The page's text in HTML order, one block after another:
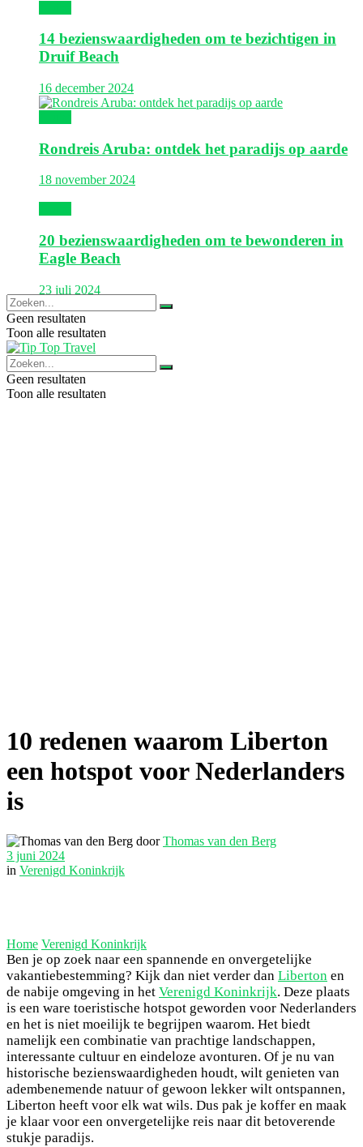
14 bezienswaardigheden om te bezichtigen in
Druif Beach
16 december 2024
Rondreis Aruba: ontdek het paradijs op aarde
18 november 2024
20 bezienswaardigheden om te bewonderen in
Eagle Beach
23 juli 2024
Geen resultaten
Toon alle resultaten
Geen resultaten
Toon alle resultaten
10 redenen waarom Liberton
een hotspot voor Nederlanders
is
door Thomas van den Berg
3 juni 2024
in Verenigd Koninkrijk
Home Verenigd Koninkrijk
Ben je op zoek naar een spannende en onvergetelijke
vakantiebestemming? Kijk dan niet verder dan Liberton en
de nabije omgeving in het Verenigd Koninkrijk. Deze plaats
is een ware toeristische hotspot geworden voor Nederlanders
en het is niet moeilijk te begrijpen waarom. Het biedt
namelijk een combinatie van prachtige landschappen,
interessante cultuur en eindeloze avonturen. Of je nu van
historische bezienswaardigheden houdt, wilt genieten van
adembenemende natuur of gewoon lekker wilt ontspannen,
Liberton heeft voor elk wat wils. Dus pak je koffer en maak
je klaar voor een onvergetelijke reis naar dit betoverende
stukje paradijs.